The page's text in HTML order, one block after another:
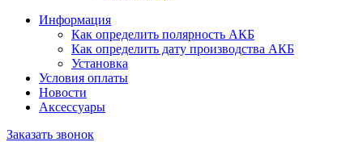
Информация
Как определить полярность АКБ
Как определить дату производства АКБ
Установка
Условия оплаты
Новости
Аксессуары
Заказать звонок